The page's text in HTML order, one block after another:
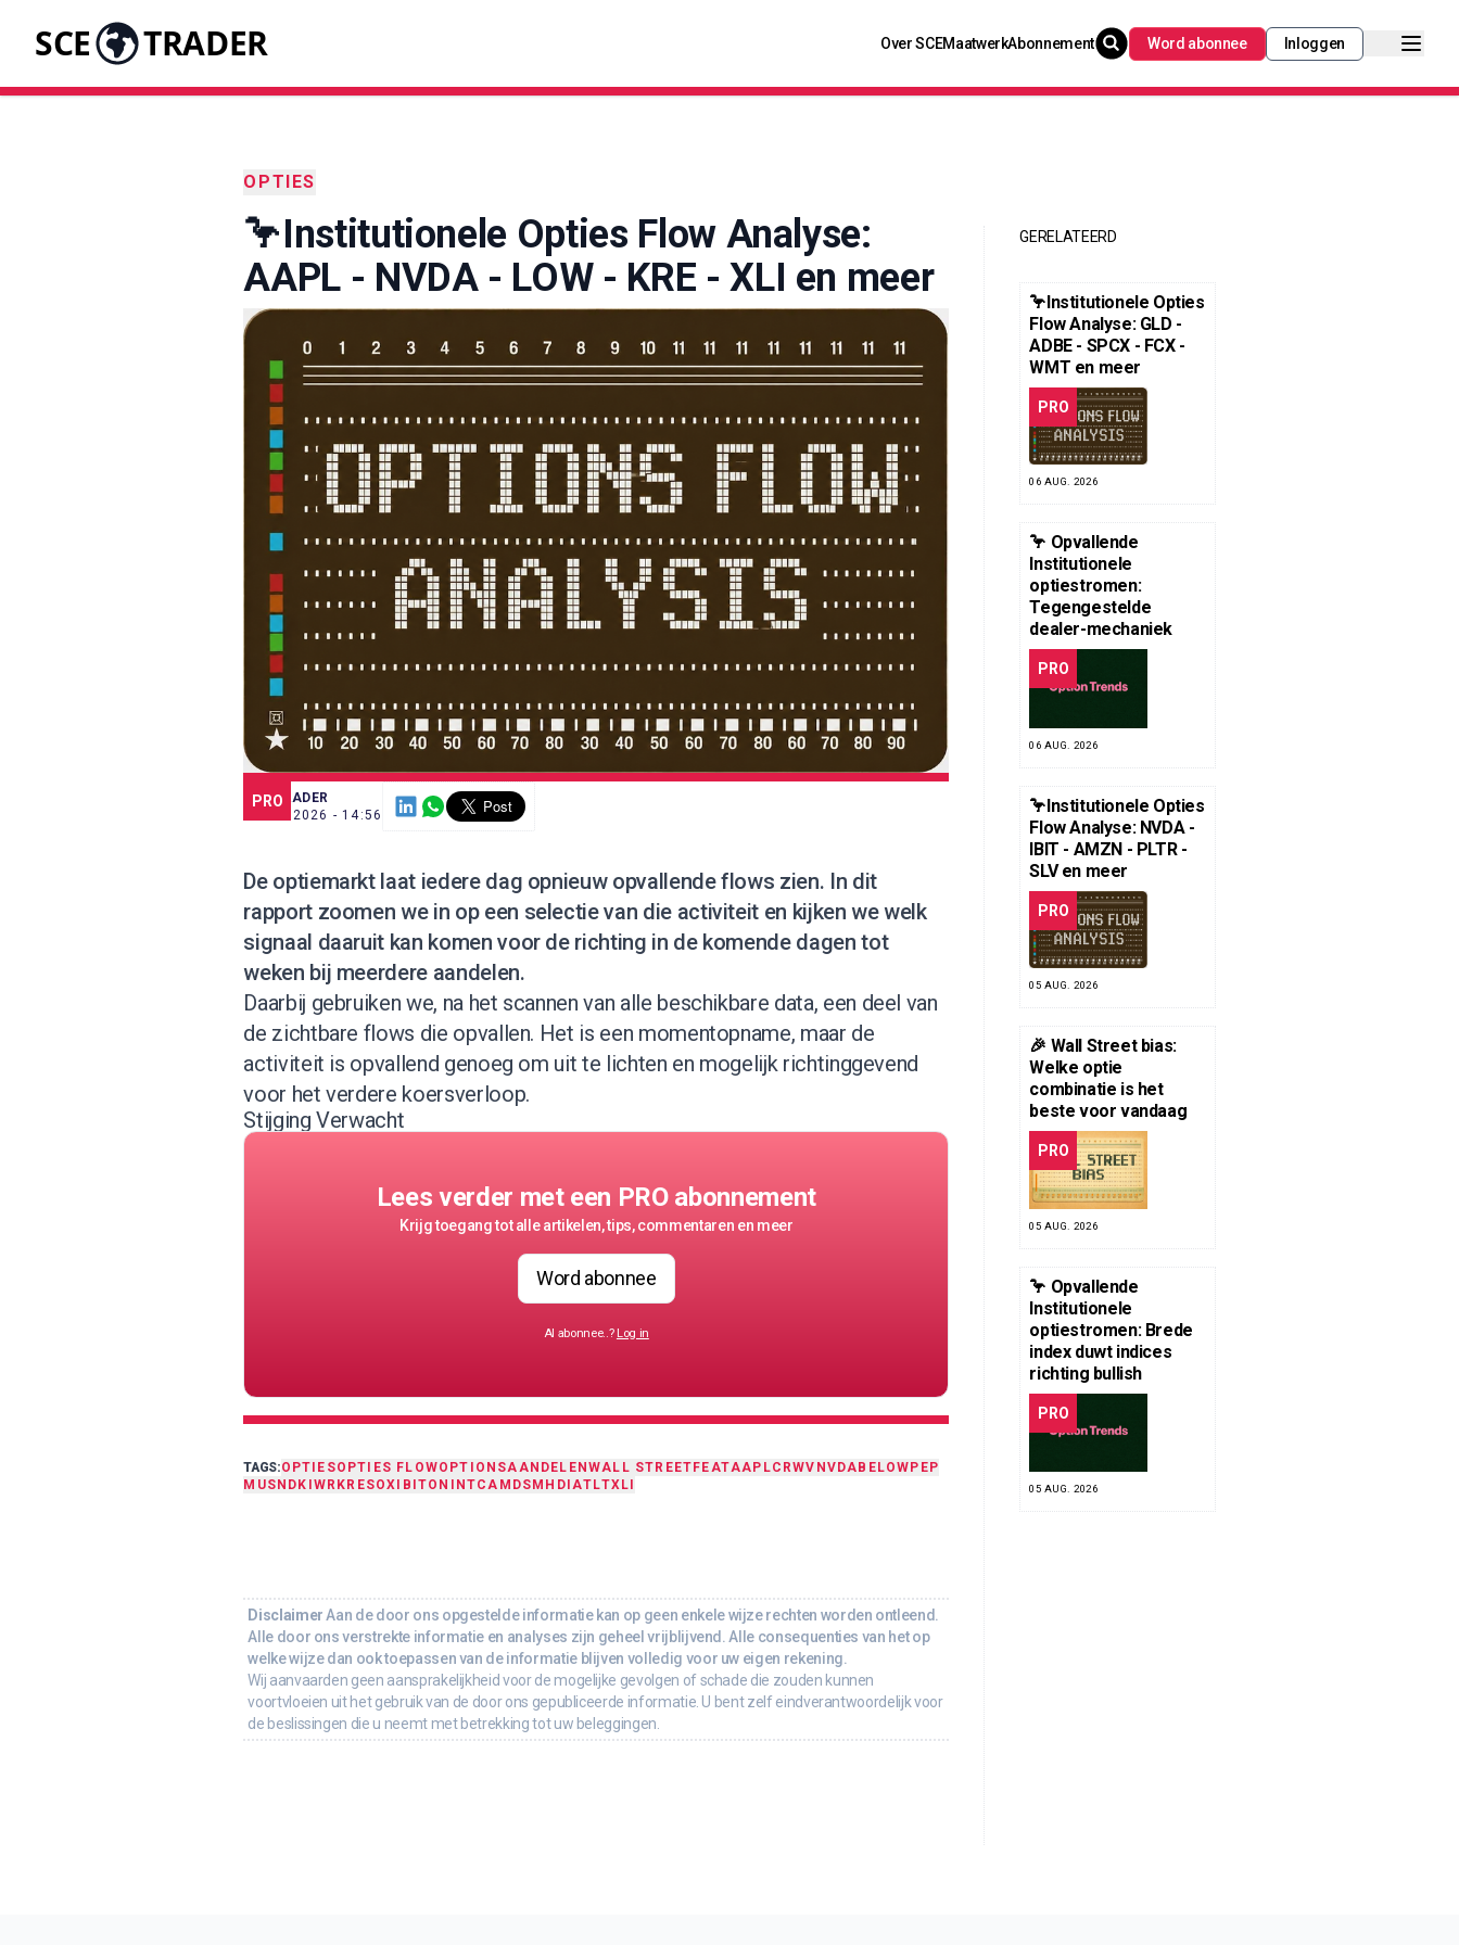
SCE TRADER Over SCEMaatwerkAbonnement Word abonnee Inloggen
OPTIES
🦩Institutionele Opties Flow Analyse:
AAPL - NVDA - LOW - KRE - XLI en meer
PRO
SCE TRADER
6 JUL. 2026 - 14:56
De optiemarkt laat iedere dag opnieuw opvallende flows zien. In dit
rapport zoomen we in op een selectie van die activiteit en kijken we welk
signaal daaruit kan komen voor de richting in de komende dagen tot
weken bij meerdere aandelen.
Daarbij gebruiken we, na het scannen van alle beschikbare data, een deel van
de zichtbare flows die opvallen. Het is een momentopname, maar de
activiteit is opvallend genoeg om uit te lichten en mogelijk richtinggevend
voor het verdere koersverloop.
Stijging Verwacht
Lees verder met een PRO abonnement
Krijg toegang tot alle artikelen, tips, commentaren en meer
Word abonnee
Al abonnee..? Log in
TAGS:OPTIESOPTIES FLOWOPTIONSAANDELEN WALL STREET FEATAAPLCRWV NVDA BE LOW PEP
MUSNDK IWR KRESOX IBITON INTCAMDSMH DIATLTXLI
DisclaimerAan de door ons opgestelde informatie kan op geen enkele wijze rechten worden ontleend.
Alle door ons verstrekte informatie en analyses zijn geheel vrijblijvend. Alle consequenties van het op
welke wijze dan ook toepassen van de informatie blijven volledig voor uw eigen rekening.
Wij aanvaarden geen aansprakelijkheid voor de mogelijke gevolgen of schade die zouden kunnen
voortvloeien uit het gebruik van de door ons gepubliceerde informatie. U bent zelf eindverantwoordelijk voor
de beslissingen die u neemt met betrekking tot uw beleggingen.
GERELATEERD
🦩Institutionele Opties
Flow Analyse: GLD -
ADBE - SPCX - FCX -
WMT en meer
PRO
06 AUG. 2026
🦩 Opvallende
Institutionele
optiestromen:
Tegengestelde
dealer-mechaniek
PRO
06 AUG. 2026
🦩Institutionele Opties
Flow Analyse: NVDA -
IBIT - AMZN - PLTR -
SLV en meer
PRO
05 AUG. 2026
🎉 Wall Street bias:
Welke optie
combinatie is het
beste voor vandaag
PRO
05 AUG. 2026
🦩 Opvallende
Institutionele
optiestromen: Brede
index duwt indices
richting bullish
PRO
05 AUG. 2026